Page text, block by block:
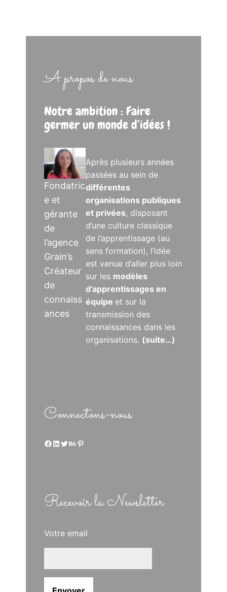
A propos de nous
Notre ambition : Faire
germer un monde d’idées !
Fondatric
e et
gérante
de
l’agence
Grain’s
Créateur
de
connaiss
ances
Après plusieurs années
passées au sein de
différentes
organisations publiques
et privées, disposant
d’une culture classique
de l’apprentissage (au
sens formation), l’idée
est venue d’aller plus loin
sur les modèles
d’apprentissages en
équipe et sur la
transmission des
connaissances dans les
organisations. (suite…)
Connectons-nous
Facebook LinkedIn Twitter Behance Pinterest
Recevoir la Newsletter
Votre email